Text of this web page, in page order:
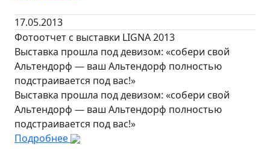
17.05.2013
Фотоотчет с выставки LIGNA 2013
Выставка прошла под девизом: «собери свой
Альтендорф — ваш Альтендорф полностью
подстраивается под вас!»
Выставка прошла под девизом: «собери свой
Альтендорф — ваш Альтендорф полностью
подстраивается под вас!»
Подробнее